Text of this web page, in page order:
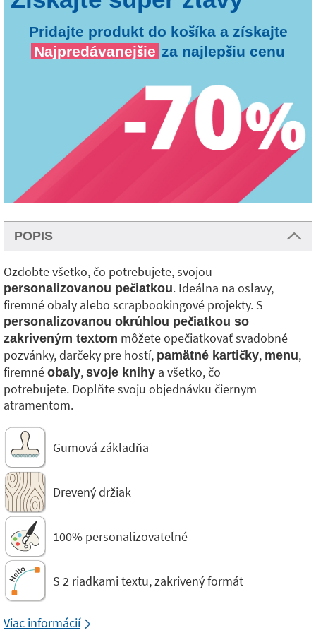
Pridajte produkt do košíka a získajte
Najpredávanejšie za najlepšiu cenu
POPIS
Ozdobte všetko, čo potrebujete, svojou
personalizovanou pečiatkou. Ideálna na oslavy,
firemné obaly alebo scrapbookingové projekty. S
personalizovanou okrúhlou pečiatkou so
zakriveným textom môžete opečiatkovať svadobné
pozvánky, darčeky pre hostí, pamätné kartičky, menu,
firemné obaly, svoje knihy a všetko, čo
potrebujete. Doplňte svoju objednávku čiernym
atramentom.
Gumová základňa
Drevený držiak
100% personalizovateľné
S 2 riadkami textu, zakrivený formát
Viac informácií